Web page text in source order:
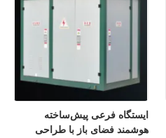
ایستگاه فرعی پیش‌ساخته
هوشمند فضای باز با طراحی